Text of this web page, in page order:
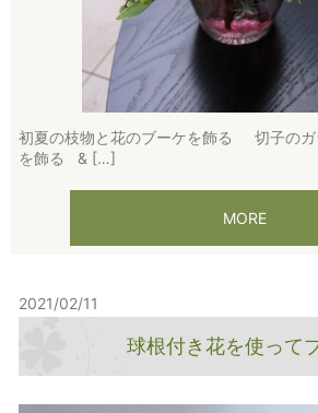
初夏の枝物と花のブーケを飾る 切子のガ
を飾る & […]
MORE
2021/02/11
球根付き花を使って